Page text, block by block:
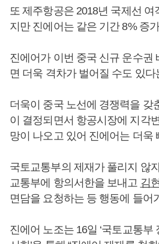
또 제주항공은 2018년 국제선 여
지만 진에어는 같은 기간 8% 증
진에어가 이번 중국 신규 운수권
면 더욱 격차가 벌어질 수도 있다
더욱이 중국 노선에 경쟁력을 갖
이 결정되면서 항공시장에 지각
망이 나오고 있어 진에어는 더욱
국토교통부의 제재가 풀리지 않
교통부에 항의서한을 보내고 김
면담을 요청하는 등 행동에 들어
진에어 노조는 16일 ‘국토교통부